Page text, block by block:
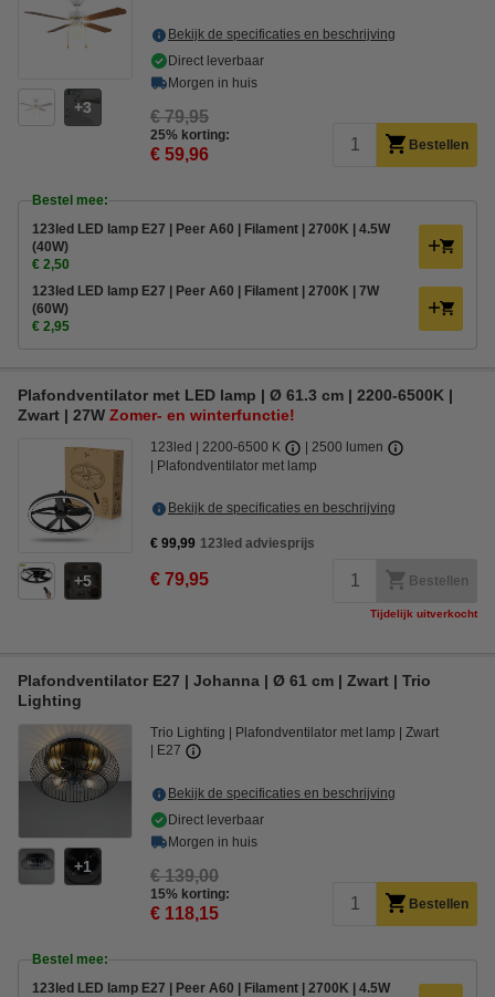
3
Bekijk de specificaties en beschrijving
Direct leverbaar
Morgen in huis
€ 79,95
25% korting:
€ 59,96 Bestellen
Bestel mee:
123led LED lamp E27 | Peer A60 | Filament | 2700K | 4.5W
(40W)
€ 2,50
123led LED lamp E27 | Peer A60 | Filament | 2700K | 7W
(60W)
€ 2,95
Plafondventilator met LED lamp | Ø 61.3 cm | 2200-6500K |
Zwart | 27W Zomer- en winterfunctie!
5
123led 2200-6500 K
2500 lumen
Plafondventilator met lamp
Bekijk de specificaties en beschrijving
€ 99,99 123led adviesprijs
€ 79,95 Bestellen
Tijdelijk uitverkocht
Plafondventilator E27 | Johanna | Ø 61 cm | Zwart | Trio
Lighting
1
Trio Lighting Plafondventilator met lamp
Zwart
E27
Bekijk de specificaties en beschrijving
Direct leverbaar
Morgen in huis
€ 139,00
15% korting:
€ 118,15 Bestellen
Bestel mee:
123led LED lamp E27 | Peer A60 | Filament | 2700K | 4.5W